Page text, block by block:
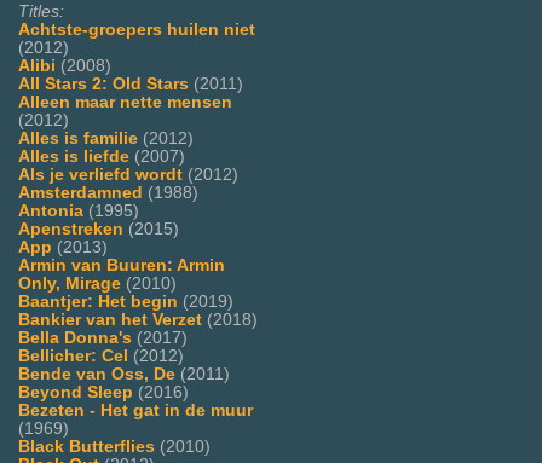
Titles:
Achtste-groepers huilen niet
(2012)
Alibi (2008)
All Stars 2: Old Stars (2011)
Alleen maar nette mensen
(2012)
Alles is familie (2012)
Alles is liefde (2007)
Als je verliefd wordt (2012)
Amsterdamned (1988)
Antonia (1995)
Apenstreken (2015)
App (2013)
Armin van Buuren: Armin
Only, Mirage (2010)
Baantjer: Het begin (2019)
Bankier van het Verzet (2018)
Bella Donna's (2017)
Bellicher: Cel (2012)
Bende van Oss, De (2011)
Beyond Sleep (2016)
Bezeten - Het gat in de muur
(1969)
Black Butterflies (2010)